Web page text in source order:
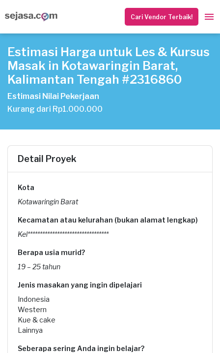
Cari Vendor Terbaik!
Estimasi Harga untuk Les & Kursus
Masak in Kotawaringin Barat,
Kalimantan Tengah #2316860
Estimasi Nilai Pekerjaan
Kurang dari Rp1.000.000
Detail Proyek
Kota
Kotawaringin Barat
Kecamatan atau kelurahan (bukan alamat lengkap)
Kel*********************************
Berapa usia murid?
19 – 25 tahun
Jenis masakan yang ingin dipelajari
Indonesia
Western
Kue & cake
Lainnya
Seberapa sering Anda ingin belajar?